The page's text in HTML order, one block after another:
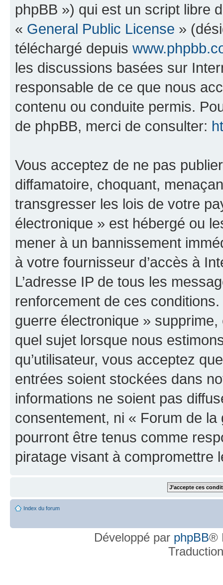
phpBB ») qui est un script libre
« General Public License »
téléchargé depuis
les discussions basées sur
responsable de ce que nous
contenu ou conduite permis.
de phpBB, merci de consulter:
Vous acceptez de ne pas
diffamatoire, choquant,
transgresser les lois de votre
électronique » est hébergé ou
mener à un bannissement
à votre fournisseur d’accès à
L’adresse IP de tous les
renforcement de ces
guerre électronique »
quel sujet lorsque nous
qu’utilisateur, vous acceptez
entrées soient stockées dans
informations ne soient pas
consentement, ni « Forum de
pourront être tenus comme
piratage visant à compromettre
Index du forum
Développé par phpBB®